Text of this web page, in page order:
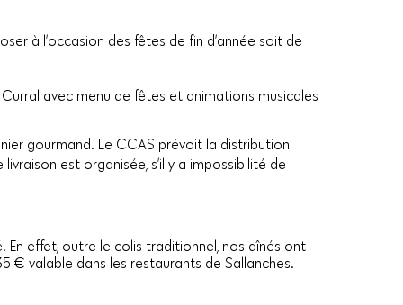
à l’occasion des fêtes de fin d’année soit de
avec menu de fêtes et animations musicales
gourmand. Le CCAS prévoit la distribution
est organisée, s’il y a impossibilité de
En effet, outre le colis traditionnel, nos aînés ont
€ valable dans les restaurants de Sallanches.